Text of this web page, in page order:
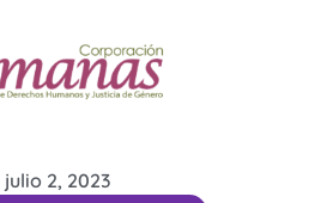
julio 2, 2023